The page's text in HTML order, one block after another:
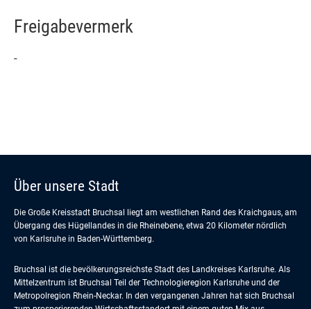
Freigabevermerk
-
Über unsere Stadt
Die Große Kreisstadt Bruchsal liegt am westlichen Rand des Kraichgaus, am
Übergang des Hügellandes in die Rheinebene, etwa 20 Kilometer nördlich
von Karlsruhe in Baden-Württemberg.
Bruchsal ist die bevölkerungsreichste Stadt des Landkreises Karlsruhe. Als
Mittelzentrum ist Bruchsal Teil der Technologieregion Karlsruhe und der
Metropolregion Rhein-Neckar. In den vergangenen Jahren hat sich Bruchsal